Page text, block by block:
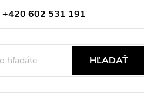
+420 602 531 191
Obchodné oznámenie
HĽADAŤ